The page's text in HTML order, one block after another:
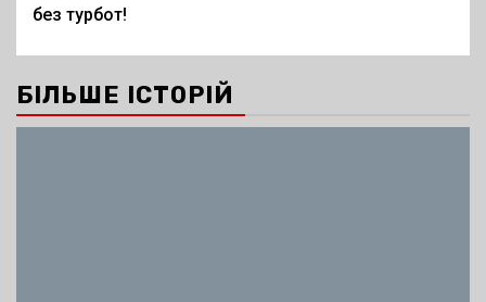
без турбот!
БІЛЬШЕ ІСТОРІЙ